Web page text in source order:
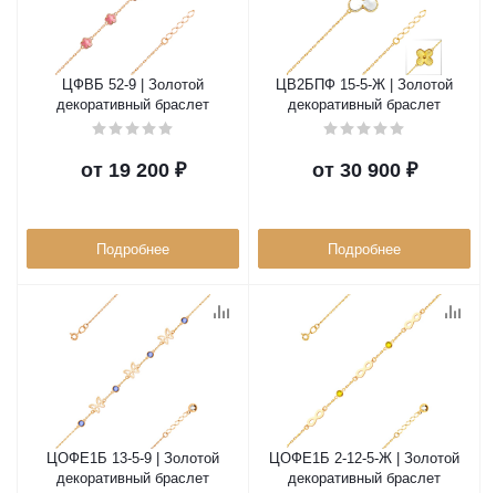
ЦФВБ 52-9 | Золотой
декоративный браслет
от 19 200 ₽
Подробнее
ЦВ2БПФ 15-5-Ж | Золотой
декоративный браслет
от 30 900 ₽
Подробнее
ЦОФЕ1Б 13-5-9 | Золотой
декоративный браслет
ЦОФЕ1Б 2-12-5-Ж | Золотой
декоративный браслет